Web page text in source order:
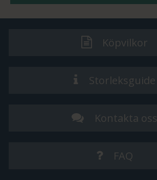
Köpvilkor
Storleksguide
Kontakta oss
FAQ